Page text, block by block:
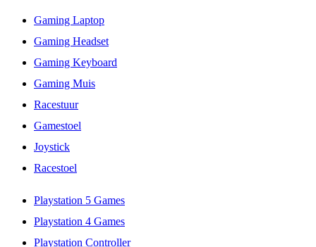
Gaming Laptop
Gaming Headset
Gaming Keyboard
Gaming Muis
Racestuur
Gamestoel
Joystick
Racestoel
Playstation 5 Games
Playstation 4 Games
Playstation Controller